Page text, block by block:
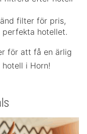
filter för pris,
hotellet.
för att få en ärlig
i Horn!